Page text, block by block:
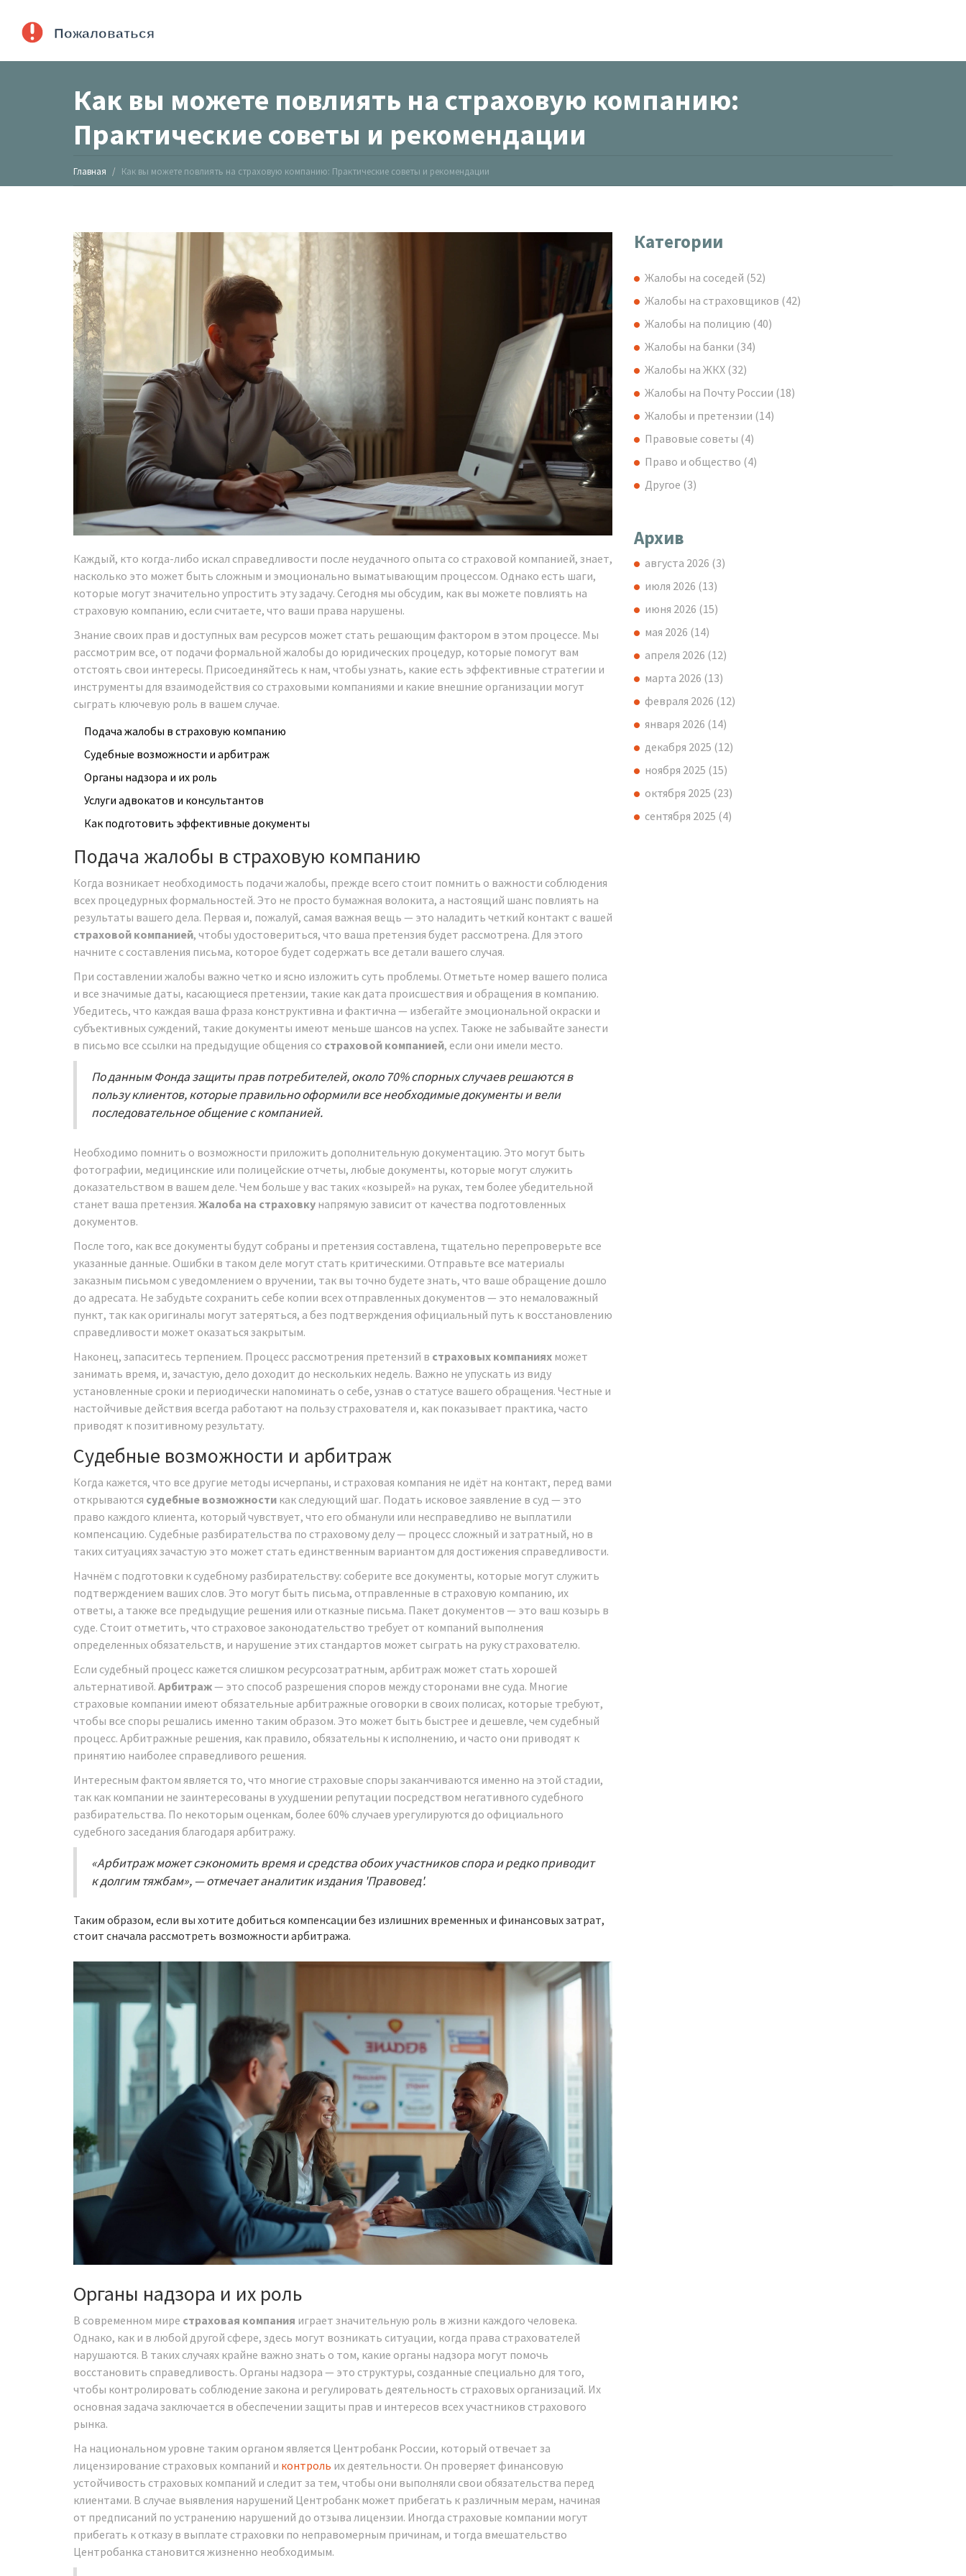
Как вы можете повлиять на страховую компанию:
Практические советы и рекомендации
Главная Как вы можете повлиять на страховую компанию: Практические советы и рекомендации
Каждый, кто когда-либо искал справедливости после неудачного опыта со страховой компанией, знает,
насколько это может быть сложным и эмоционально выматывающим процессом. Однако есть шаги,
которые могут значительно упростить эту задачу. Сегодня мы обсудим, как вы можете повлиять на
страховую компанию, если считаете, что ваши права нарушены.
Знание своих прав и доступных вам ресурсов может стать решающим фактором в этом процессе. Мы
рассмотрим все, от подачи формальной жалобы до юридических процедур, которые помогут вам
отстоять свои интересы. Присоединяйтесь к нам, чтобы узнать, какие есть эффективные стратегии и
инструменты для взаимодействия со страховыми компаниями и какие внешние организации могут
сыграть ключевую роль в вашем случае.
Подача жалобы в страховую компанию
Судебные возможности и арбитраж
Органы надзора и их роль
Услуги адвокатов и консультантов
Как подготовить эффективные документы
Подача жалобы в страховую компанию
Когда возникает необходимость подачи жалобы, прежде всего стоит помнить о важности соблюдения
всех процедурных формальностей. Это не просто бумажная волокита, а настоящий шанс повлиять на
результаты вашего дела. Первая и, пожалуй, самая важная вещь — это наладить четкий контакт с вашей
страховой компанией, чтобы удостовериться, что ваша претензия будет рассмотрена. Для этого
начните с составления письма, которое будет содержать все детали вашего случая.
При составлении жалобы важно четко и ясно изложить суть проблемы. Отметьте номер вашего полиса
и все значимые даты, касающиеся претензии, такие как дата происшествия и обращения в компанию.
Убедитесь, что каждая ваша фраза конструктивна и фактична — избегайте эмоциональной окраски и
субъективных суждений, такие документы имеют меньше шансов на успех. Также не забывайте занести
в письмо все ссылки на предыдущие общения со страховой компанией, если они имели место.
По данным Фонда защиты прав потребителей, около 70% спорных случаев решаются в
пользу клиентов, которые правильно оформили все необходимые документы и вели
последовательное общение с компанией.
Необходимо помнить о возможности приложить дополнительную документацию. Это могут быть
фотографии, медицинские или полицейские отчеты, любые документы, которые могут служить
доказательством в вашем деле. Чем больше у вас таких «козырей» на руках, тем более убедительной
станет ваша претензия. Жалоба на страховку напрямую зависит от качества подготовленных
документов.
После того, как все документы будут собраны и претензия составлена, тщательно перепроверьте все
указанные данные. Ошибки в таком деле могут стать критическими. Отправьте все материалы
заказным письмом с уведомлением о вручении, так вы точно будете знать, что ваше обращение дошло
до адресата. Не забудьте сохранить себе копии всех отправленных документов — это немаловажный
пункт, так как оригиналы могут затеряться, а без подтверждения официальный путь к восстановлению
справедливости может оказаться закрытым.
Наконец, запаситесь терпением. Процесс рассмотрения претензий в страховых компаниях может
занимать время, и, зачастую, дело доходит до нескольких недель. Важно не упускать из виду
установленные сроки и периодически напоминать о себе, узнав о статусе вашего обращения. Честные и
настойчивые действия всегда работают на пользу страхователя и, как показывает практика, часто
приводят к позитивному результату.
Судебные возможности и арбитраж
Когда кажется, что все другие методы исчерпаны, и страховая компания не идёт на контакт, перед вами
открываются судебные возможности как следующий шаг. Подать исковое заявление в суд — это
право каждого клиента, который чувствует, что его обманули или несправедливо не выплатили
компенсацию. Судебные разбирательства по страховому делу — процесс сложный и затратный, но в
таких ситуациях зачастую это может стать единственным вариантом для достижения справедливости.
Начнём с подготовки к судебному разбирательству: соберите все документы, которые могут служить
подтверждением ваших слов. Это могут быть письма, отправленные в страховую компанию, их
ответы, а также все предыдущие решения или отказные письма. Пакет документов — это ваш козырь в
суде. Стоит отметить, что страховое законодательство требует от компаний выполнения
определенных обязательств, и нарушение этих стандартов может сыграть на руку страхователю.
Если судебный процесс кажется слишком ресурсозатратным, арбитраж может стать хорошей
альтернативой. Арбитраж— это способ разрешения споров между сторонами вне суда. Многие
страховые компании имеют обязательные арбитражные оговорки в своих полисах, которые требуют,
чтобы все споры решались именно таким образом. Это может быть быстрее и дешевле, чем судебный
процесс. Арбитражные решения, как правило, обязательны к исполнению, и часто они приводят к
принятию наиболее справедливого решения.
Интересным фактом является то, что многие страховые споры заканчиваются именно на этой стадии,
так как компании не заинтересованы в ухудшении репутации посредством негативного судебного
разбирательства. По некоторым оценкам, более 60% случаев урегулируются до официального
судебного заседания благодаря арбитражу.
«Арбитраж может сэкономить время и средства обоих участников спора и редко приводит
к долгим тяжбам», — отмечает аналитик издания 'Правовед'.
Таким образом, если вы хотите добиться компенсации без излишних временных и финансовых затрат,
стоит сначала рассмотреть возможности арбитража.
Органы надзора и их роль
В современном мире страховая компания играет значительную роль в жизни каждого человека.
Однако, как и в любой другой сфере, здесь могут возникать ситуации, когда права страхователей
нарушаются. В таких случаях крайне важно знать о том, какие органы надзора могут помочь
восстановить справедливость. Органы надзора — это структуры, созданные специально для того,
чтобы контролировать соблюдение закона и регулировать деятельность страховых организаций. Их
основная задача заключается в обеспечении защиты прав и интересов всех участников страхового
рынка.
На национальном уровне таким органом является Центробанк России, который отвечает за
лицензирование страховых компаний и контроль их деятельности. Он проверяет финансовую
устойчивость страховых компаний и следит за тем, чтобы они выполняли свои обязательства перед
клиентами. В случае выявления нарушений Центробанк может прибегать к различным мерам, начиная
от предписаний по устранению нарушений до отзыва лицензии. Иногда страховые компании могут
прибегать к отказу в выплате страховки по неправомерным причинам, и тогда вмешательство
Центробанка становится жизненно необходимым.
Категории
Жалобы на соседей (52)
Жалобы на страховщиков (42)
Жалобы на полицию (40)
Жалобы на банки (34)
Жалобы на ЖКХ (32)
Жалобы на Почту России (18)
Жалобы и претензии (14)
Правовые советы (4)
Право и общество (4)
Другое (3)
Архив
августа 2026 (3)
июля 2026 (13)
июня 2026 (15)
мая 2026 (14)
апреля 2026 (12)
марта 2026 (13)
февраля 2026 (12)
января 2026 (14)
декабря 2025 (12)
ноября 2025 (15)
октября 2025 (23)
сентября 2025 (4)